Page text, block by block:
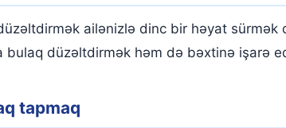
ailənizlə dinc bir həyat
bulaq düzəltdirmək həm də bəxtinə işarə
tapmaq